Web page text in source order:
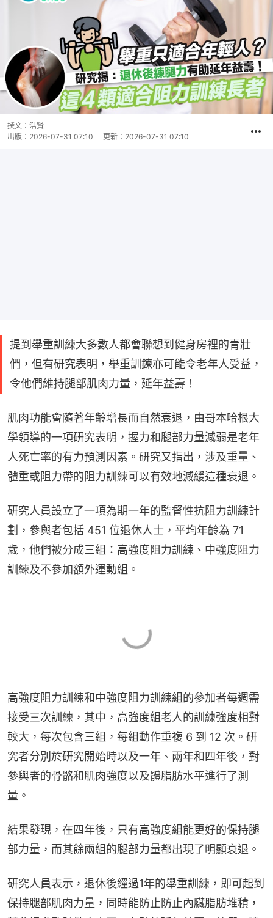
撰文： 浩賢
出版： 2026-07-31 07:10 更新： 2026-07-31 07:10
提到舉重訓練大多數人都會聯想到健身房裡的青壯
們，但有研究表明，舉重訓鍊亦可能令老年人受益，
令他們維持腿部肌肉力量，延年益壽！
肌肉功能會隨著年齡增長而自然衰退，由哥本哈根大
學領導的一項研究表明，握力和腿部力量減弱是老年
人死亡率的有力預測因素。研究又指出，涉及重量、
體重或阻力帶的阻力訓練可以有效地減緩這種衰退。
研究人員設立了一項為期一年的監督性抗阻力訓練計
劃，參與者包括 451 位退休人士，平均年齡為 71
歲，他們被分成三組：高強度阻力訓練、中強度阻力
訓練及不參加額外運動組。
高強度阻力訓練和中強度阻力訓練組的參加者每週需
接受三次訓練，其中，高強度組老人的訓練強度相對
較大，每次包含三組，每組動作重複 6 到 12 次。研
究者分別於研究開始時以及一年、兩年和四年後，對
參與者的骨骼和肌肉強度以及體脂肪水平進行了測
量。
結果發現，在四年後，只有高強度組能更好的保持腿
部力量，而其餘兩組的腿部力量都出現了明顯衰退。
研究人員表示，退休後經過1年的舉重訓練，即可起到
保持腿部肌肉力量，同時能防止防止內臟脂肪堆積，